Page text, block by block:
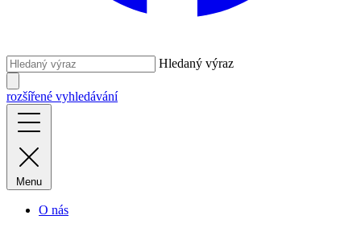
Hledaný výraz
rozšířené vyhledávání
Menu
O nás